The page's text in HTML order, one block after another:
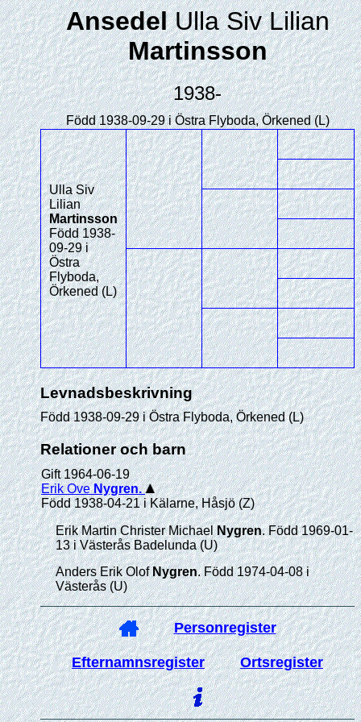
AnsedelUlla Siv Lilian
Martinsson
1938-
Född 1938-09-29 i Östra Flyboda, Örkened (L)
Ulla Siv
Lilian
Martinsson
Född 1938-
09-29 i
Östra
Flyboda,
Örkened (L)
Levnadsbeskrivning
Född 1938-09-29 i Östra Flyboda, Örkened (L)
Relationer och barn
Gift 1964-06-19
Erik Ove Nygren.
Född 1938-04-21 i Kälarne, Håsjö (Z)
Erik Martin Christer Michael Nygren. Född 1969-01-
13 i Västerås Badelunda (U)
Anders Erik Olof Nygren. Född 1974-04-08 i
Västerås (U)
Personregister
Efternamnsregister Ortsregister